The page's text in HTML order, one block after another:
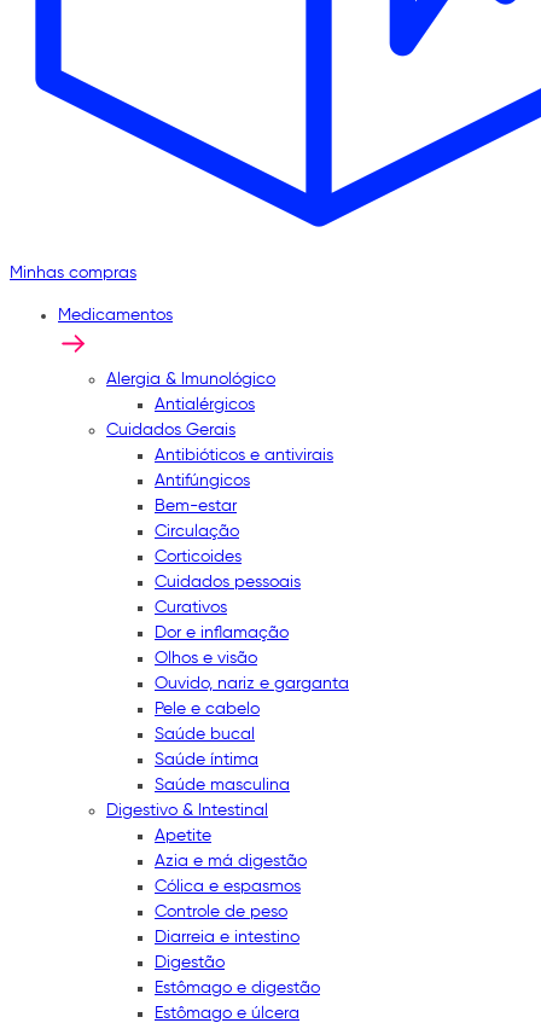
Minhas compras
Medicamentos
Alergia & Imunológico
Antialérgicos
Cuidados Gerais
Antibióticos e antivirais
Antifúngicos
Bem-estar
Circulação
Corticoides
Cuidados pessoais
Curativos
Dor e inflamação
Olhos e visão
Ouvido, nariz e garganta
Pele e cabelo
Saúde bucal
Saúde íntima
Saúde masculina
Digestivo & Intestinal
Apetite
Azia e má digestão
Cólica e espasmos
Controle de peso
Diarreia e intestino
Digestão
Estômago e digestão
Estômago e úlcera